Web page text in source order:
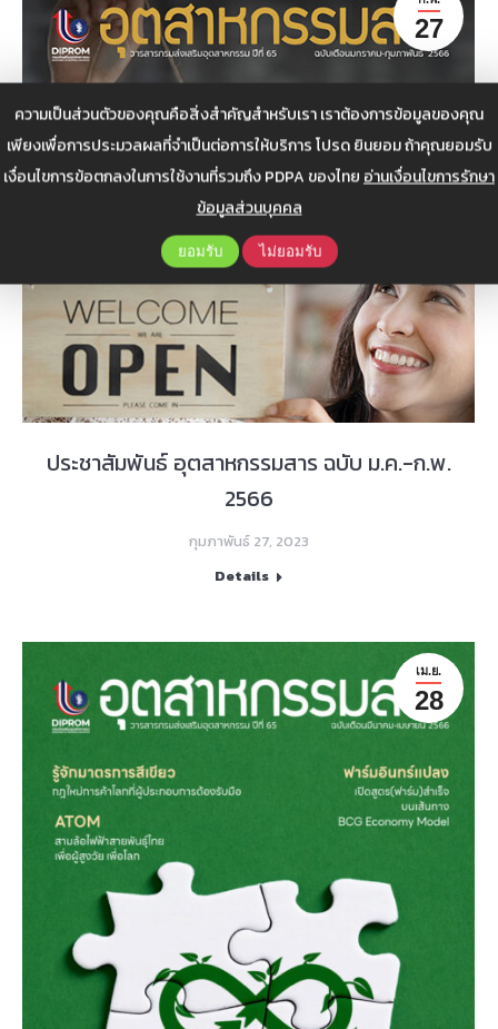
ความเป็นส่วนตัวของคุณคือสิ่งสำคัญสำหรับเรา เราต้องการข้อมูลของคุณ
เพียงเพื่อการประมวลผลที่จำเป็นต่อการให้บริการ โปรด ยินยอม ถ้าคุณยอมรับ
เงื่อนไขการข้อตกลงในการใช้งานที่รวมถึง PDPA ของไทย อ่านเงื่อนไขการรักษา
ข้อมูลส่วนบุคคล
ยอมรับ ไม่ยอมรับ
27
ประชาสัมพันธ์ อุตสาหกรรมสาร ฉบับ ม.ค.-ก.พ.
2566
กุมภาพันธ์ 27, 2023
Details
เม.ย.
28